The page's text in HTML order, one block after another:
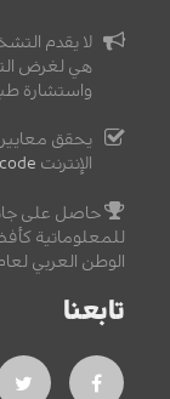
لا يقدم
هي لغرض
واستشارة
يحقق معايير
الإنترنت
حاصل على
للمعلوماتية
الوطن العربي
تابعنا